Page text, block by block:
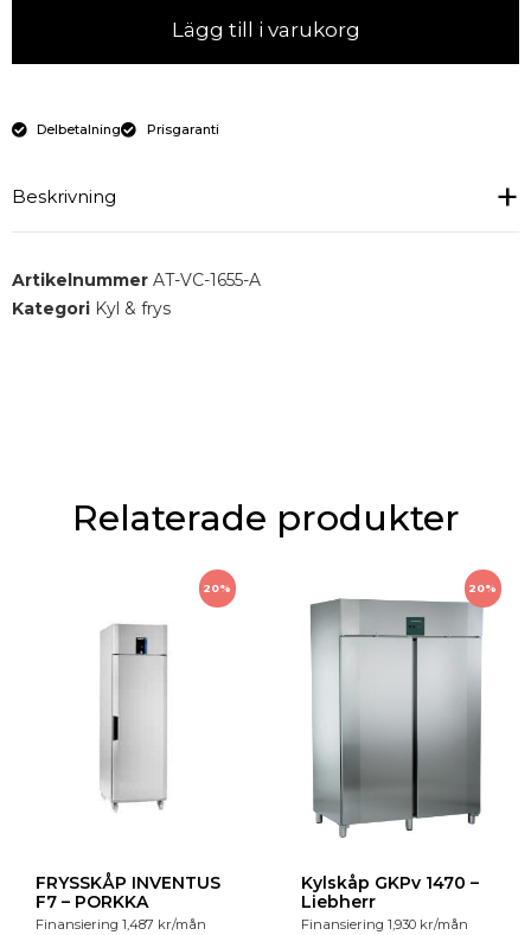
Lägg till i varukorg
Delbetalning Prisgaranti
Beskrivning
Inbyggd bain-marie 1655 mm.
Artikelnummer AT-VC-1655-A
Kategori Kyl & frys
Relaterade produkter
20%
FRYSSKÅP INVENTUS
F7 – PORKKA
Finansiering 1,487 kr/mån
20%
Kylskåp GKPv 1470 –
Liebherr
Finansiering 1,930 kr/mån